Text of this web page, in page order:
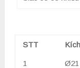
STT
1 Ø21